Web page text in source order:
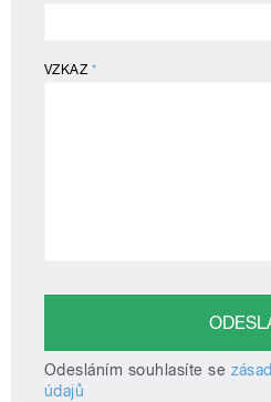
VZKAZ *
Odesláním souhlasíte se
údajů